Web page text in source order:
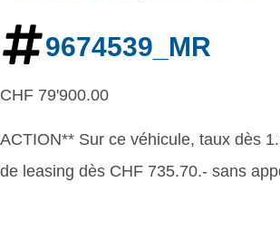
9674539_MR
CHF 79'900.00
ACTION** Sur ce véhicule, taux dès
de leasing dès CHF 735.70.- sans